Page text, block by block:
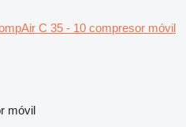
C 35 - 10 compresor móvil
móvil